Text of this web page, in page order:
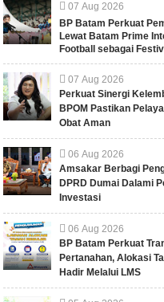
07 Aug 2026
BP Batam Perkuat
Lewat Batam Prime
Football sebagai
07 Aug 2026
Perkuat Sinergi
BPOM Pastikan
Obat Aman
06 Aug 2026
Amsakar Berbagi
DPRD Dumai Dalami
Investasi
06 Aug 2026
BP Batam Perkuat
Pertanahan, Alokasi
Hadir Melalui LMS